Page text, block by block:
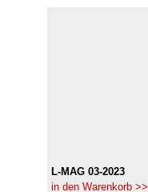
L-MAG 03-2023
in den Warenkorb >>